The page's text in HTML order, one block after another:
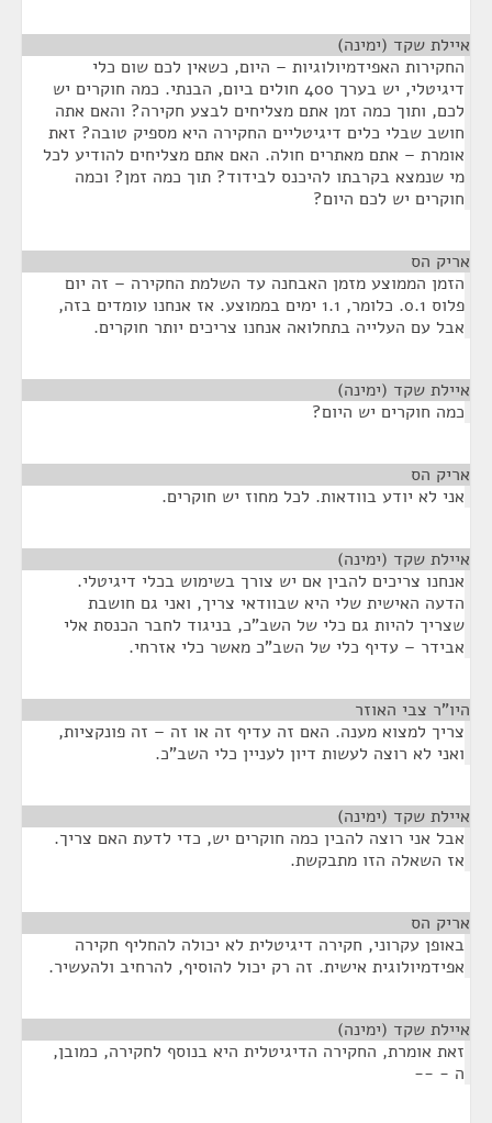
איילת שקד (ימינה)
החקירות האפידמיולוגיות – היום, כשאין לכם שום כלי
דיגיטלי, יש בערך 400 חולים ביום, הבנתי. כמה חוקרים יש
לכם, ותוך כמה זמן אתם מצליחים לבצע חקירה? והאם אתה
חושב שבלי כלים דיגיטליים החקירה היא מספיק טובה? זאת
אומרת – אתם מאתרים חולה. האם אתם מצליחים להודיע לכל
מי שנמצא בקרבתו להיכנס לבידוד? תוך כמה זמן? וכמה
חוקרים יש לכם היום?
אריק הס
הזמן הממוצע מזמן האבחנה עד השלמת החקירה – זה יום
פלוס 0.1. כלומר, 1.1 ימים בממוצע. אז אנחנו עומדים בזה,
אבל עם העלייה בתחלואה אנחנו צריכים יותר חוקרים.
איילת שקד (ימינה)
כמה חוקרים יש היום?
אריק הס
אני לא יודע בוודאות. לכל מחוז יש חוקרים.
איילת שקד (ימינה)
אנחנו צריכים להבין אם יש צורך בשימוש בכלי דיגיטלי.
הדעה האישית שלי היא שבוודאי צריך, ואני גם חושבת
שצריך להיות גם כלי של השב"כ, בניגוד לחבר הכנסת אלי
אבידר – עדיף כלי של השב"כ מאשר כלי אזרחי.
היו"ר צבי האוזר
צריך למצוא מענה. האם זה עדיף זה או זה – זה פונקציות,
ואני לא רוצה לעשות דיון לעניין כלי השב"כ.
איילת שקד (ימינה)
אבל אני רוצה להבין כמה חוקרים יש, כדי לדעת האם צריך.
אז השאלה הזו מתבקשת.
אריק הס
באופן עקרוני, חקירה דיגיטלית לא יכולה להחליף חקירה
אפידמיולוגית אישית. זה רק יכול להוסיף, להרחיב ולהעשיר.
איילת שקד (ימינה)
זאת אומרת, החקירה הדיגיטלית היא בנוסף לחקירה, כמובן,
ה - --